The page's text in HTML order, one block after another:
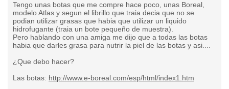
Tengo unas botas que me compre hace poco, unas Boreal,
modelo Atlas y segun el librillo que traia decia que no se
podian utilizar grasas que habia que utilizar un liquido
hidrofugante (traia un bote pequeño de muestra).
Pero hablando con una amiga me dijo que a todas las botas
habia que darles grasa para nutrir la piel de las botas y asi....
¿Que debo hacer?
Las botas: http://www.e-boreal.com/esp/html/index1.htm